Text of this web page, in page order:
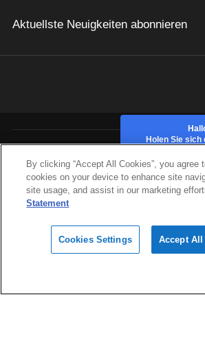
Aktuellste Neuigkeiten abonnieren
Hardware
Materialien
Holen Sie sich
By clicking “Accept All Cookies”, you agree
cookies on your device to enhance site
site usage, and assist in our marketing
Statement
Cookies Settings Accept All